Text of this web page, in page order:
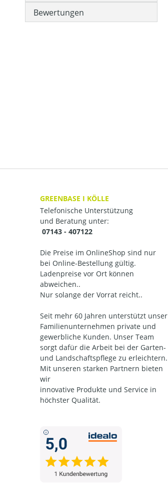
Bewertungen
GREENBASE I KÖLLE
Telefonische Unterstützung
und Beratung unter:
07143 - 407122
Die Preise im OnlineShop sind nur
bei Online-Bestellung gültig.
Ladenpreise vor Ort können
abweichen..
Nur solange der Vorrat reicht..
Seit mehr 60 Jahren unterstützt unser
Familienunternehmen private und
gewerbliche Kunden. Unser Team
sorgt dafür die Arbeit bei der Garten-
und Landschaftspflege zu erleichtern.
Mit unseren starken Partnern bieten
wir
innovative Produkte und Service in
höchster Qualität.